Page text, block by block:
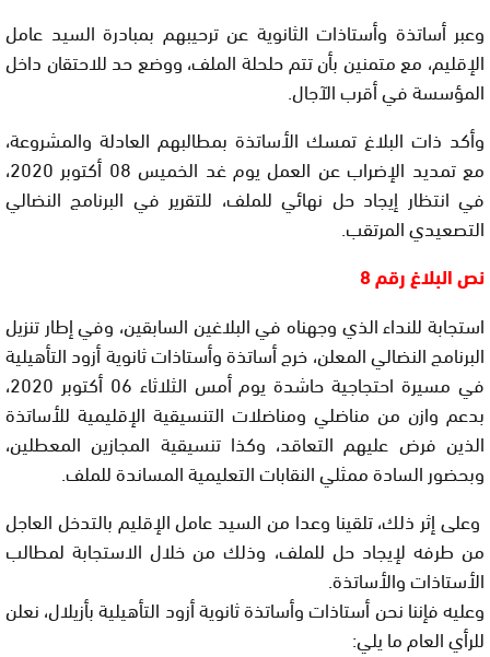
وعبر أساتذة وأستاذات الثانوية عن ترحيبهم بمبادرة السيد عامل
الإقليم، مع متمنين بأن تتم حلحلة الملف، ووضع حد للاحتقان داخل
المؤسسة في أقرب الآجال.
وأكد ذات البلاغ تمسك الأساتذة بمطالبهم العادلة والمشروعة،
مع تمديد الإضراب عن العمل يوم غد الخميس 08 أكتوبر 2020،
في انتظار إيجاد حل نهائي للملف، للتقرير في البرنامج النضالي
التصعيدي المرتقب.
نص البلاغ رقم 8
استجابة للنداء الذي وجهناه في البلاغين السابقين، وفي إطار تنزيل
البرنامج النضالي المعلن، خرج أساتذة وأستاذات ثانوية أزود التأهيلية
في مسيرة احتجاجية حاشدة يوم أمس الثلاثاء 06 أكتوبر 2020،
بدعم وازن من مناضلي ومناضلات التنسيقية الإقليمية للأساتذة
الذين فرض عليهم التعاقد، وكذا تنسيقية المجازين المعطلين،
وبحضور السادة ممثلي النقابات التعليمية المساندة للملف.
وعلى إثر ذلك، تلقينا وعدا من السيد عامل الإقليم بالتدخل العاجل
من طرفه لإيجاد حل للملف، وذلك من خلال الاستجابة لمطالب
الأستاذات والأساتذة.
وعليه فإننا نحن أستاذات وأساتذة ثانوية أزود التأهيلية بأزيلال، نعلن
للرأي العام ما يلي: